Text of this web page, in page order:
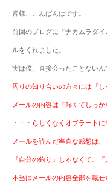
皆様、こんばんはです。
前回のブログに『ナカムラダ
ルをくれました。
実は僕、直接会ったことないん
周りの知り合いの方々には『
メールの内容は『熱くてしっ
・・・らしくなくオブラートに
メールを読んだ率直な感想は
『自分の釣り』じゃなくて、
本当はメールの内容全部を載